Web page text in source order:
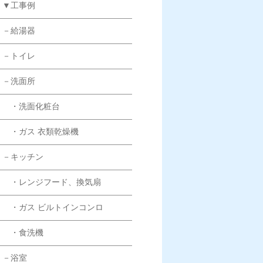
▼工事例
－給湯器
－トイレ
－洗面所
・洗面化粧台
・ガス 衣類乾燥機
－キッチン
・レンジフード、換気扇
・ガス ビルトインコンロ
・食洗機
－浴室